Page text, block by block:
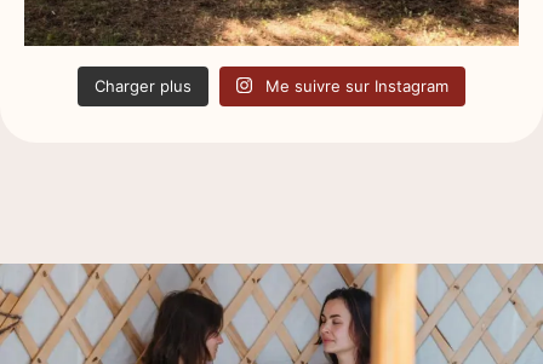
Charger plus Me suivre sur Instagram